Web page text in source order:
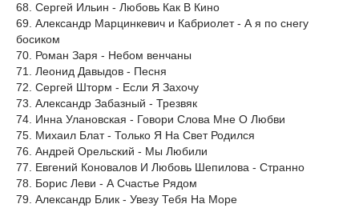
68. Сергей Ильин - Любовь Как В Кино
69. Александр Марцинкевич и Кабриолет - А я по снегу
босиком
70. Роман Заря - Небом венчаны
71. Леонид Давыдов - Песня
72. Сергей Шторм - Если Я Захочу
73. Александр Забазный - Трезвяк
74. Инна Улановская - Говори Слова Мне О Любви
75. Михаил Блат - Только Я На Свет Родился
76. Андрей Орельский - Мы Любили
77. Евгений Коновалов И Любовь Шепилова - Странно
78. Борис Леви - А Счастье Рядом
79. Александр Блик - Увезу Тебя На Море